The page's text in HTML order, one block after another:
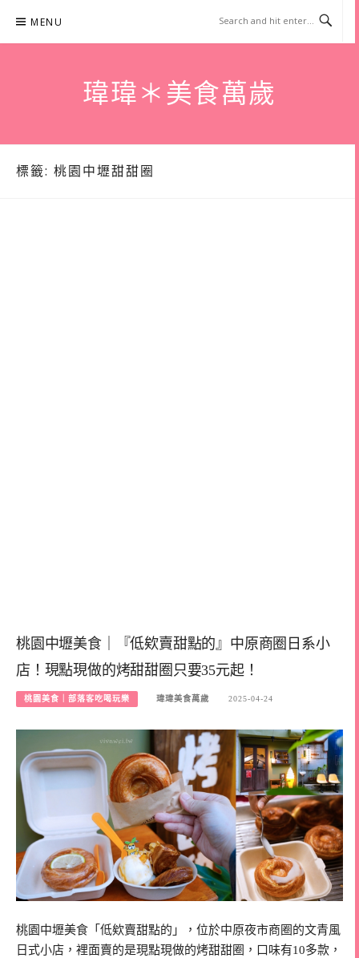
content
MENU
瑋瑋＊美食萬歲
標籤: 桃園中壢甜甜圈
桃園中壢美食｜『低欸賣甜點的』中原商圈日系小
店！現點現做的烤甜甜圈只要35元起！
桃園美食｜部落客吃喝玩樂 瑋瑋美食萬歲 2025-04-24
桃園中壢美食「低欸賣甜點的」，位於中原夜市商圈的文青風
日式小店，裡面賣的是現點現做的烤甜甜圈，口味有10多款，